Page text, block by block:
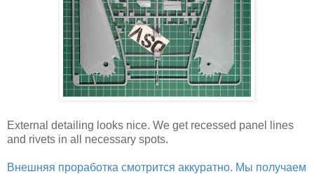
External detailing looks nice. We get recessed panel lines
and rivets in all necessary spots.
Внешняя проработка смотрится аккуратно. Мы получаем